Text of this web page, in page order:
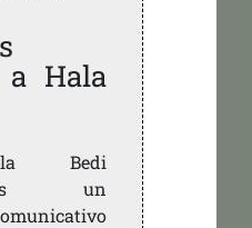
a Hala
Bedi
un